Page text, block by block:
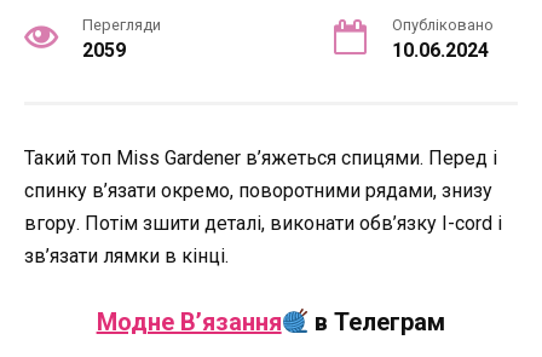
Перегляди
2059
Опубліковано
10.06.2024
Такий топ Miss Gardener в’яжеться спицями. Перед і
спинку в’язати окремо, поворотними рядами, знизу
вгору. Потім зшити деталі, виконати обв’язку I-cord і
зв’язати лямки в кінці.
Модне В’язання в Телеграм